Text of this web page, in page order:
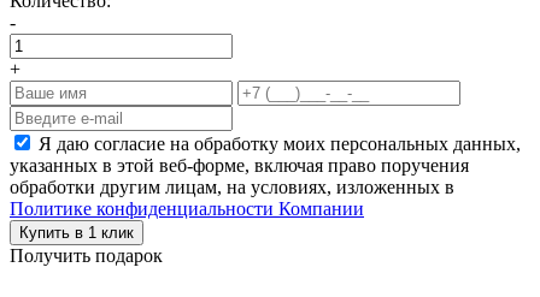
-
+
Я даю согласие на обработку моих персональных данных,
указанных в этой веб-форме, включая право поручения
обработки другим лицам, на условиях, изложенных в
Политике конфиденциальности Компании
Купить в 1 клик
Получить подарок